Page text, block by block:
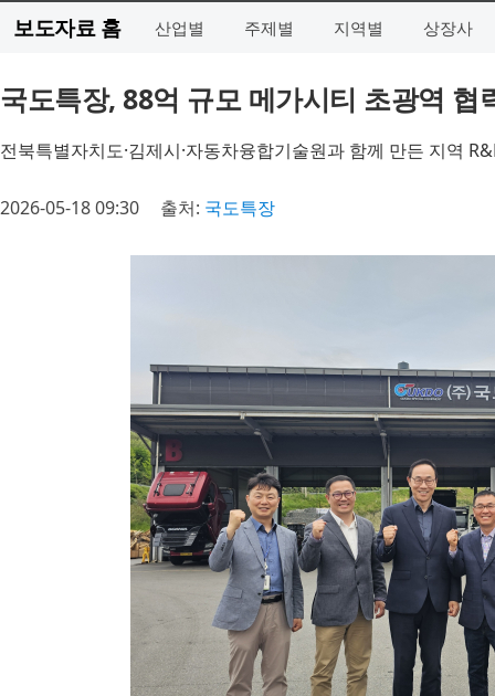
보도자료 홈 산업별 주제별 지역별 상장사
국도특장, 88억 규모 메가시티 초광역
전북특별자치도·김제시·자동차융합기술원과 함께 만든 지역
2026-05-18 09:30 출처: 국도특장